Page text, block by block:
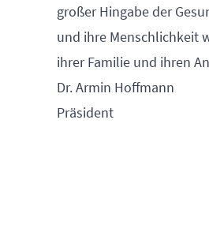
großer Hingabe der
und ihre Menschlichkeit
ihrer Familie und ihren
Dr. Armin Hoffmann
Präsident